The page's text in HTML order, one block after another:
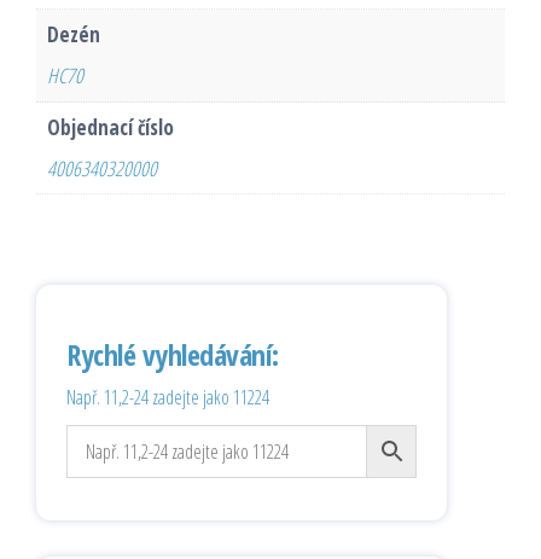
Dezén
HC70
Objednací číslo
4006340320000
Rychlé vyhledávání:
Např. 11,2-24 zadejte jako 11224